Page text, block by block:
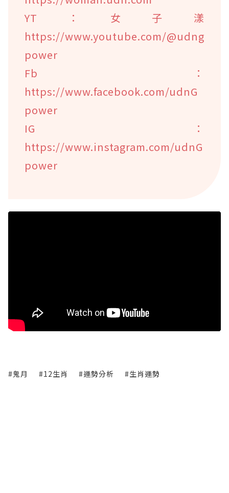
YT：女子漾
https://www.youtube.com/@udng
power
Fb：
https://www.facebook.com/udnG
power
IG：
https://www.instagram.com/udnG
power
#鬼月 #12生肖 #運勢分析 #生肖運勢